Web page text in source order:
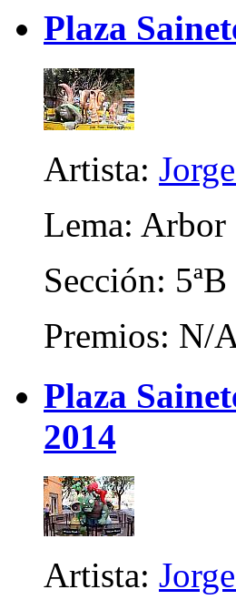
Plaza
Artista:
Lema: Arbor
Sección: 5ªB
Premios: N/
Plaza
2014
Artista: